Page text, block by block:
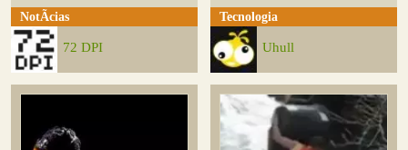
NotÃ­cias
72 DPI
Tecnologia
Uhull